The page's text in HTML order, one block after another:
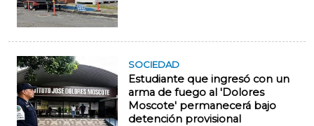
SOCIEDAD
Estudiante que ingresó con un
arma de fuego al 'Dolores
Moscote' permanecerá bajo
detención provisional